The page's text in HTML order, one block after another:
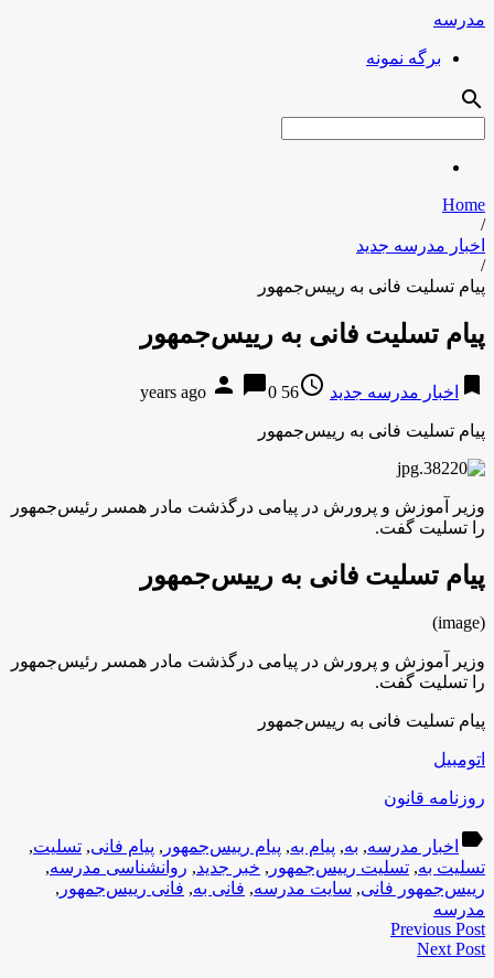
مدرسه
برگه نمونه
search
Home
/
اخبار مدرسه جدید
/
پیام تسلیت فانی به رییس‌جمهور
پیام تسلیت فانی به رییس‌جمهور
bookmark اخبار مدرسه جدید access_time
56 years ago
person chat_bubble0
پیام تسلیت فانی به رییس‌جمهور
وزیر آموزش و پرورش در پیامی درگذشت مادر همسر رئیس‌جمهور
را تسلیت گفت.
پیام تسلیت فانی به رییس‌جمهور
(image)
وزیر آموزش و پرورش در پیامی درگذشت مادر همسر رئیس‌جمهور
را تسلیت گفت.
پیام تسلیت فانی به رییس‌جمهور
اتومبیل
روزنامه قانون
label اخبار مدرسه, به, پیام به, پیام رییس‌جمهور , پیام فانی, تسلیت,
تسلیت به, تسلیت رییس‌جمهور , خبر جدید, روانشناسی مدرسه,
رییس‌جمهور فانی, سایت مدرسه, فانی به, فانی رییس‌جمهور ,
مدرسه
Previous Post
Next Post